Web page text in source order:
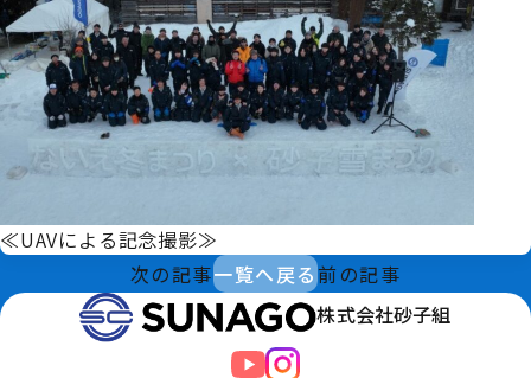
≪UAVによる記念撮影≫
次の記事一覧へ戻る前の記事
株式会社砂子組